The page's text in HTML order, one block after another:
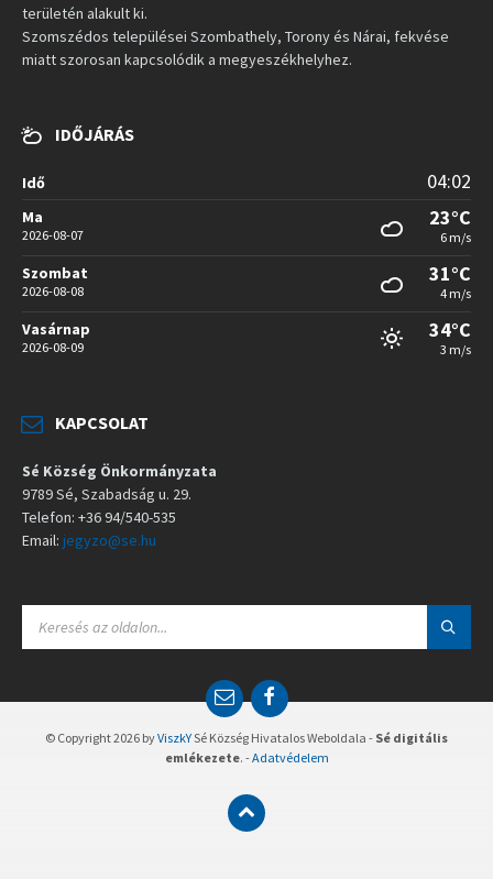
területén alakult ki.
Szomszédos települései Szombathely, Torony és Nárai, fekvése
miatt szorosan kapcsolódik a megyeszékhelyhez.
IDŐJÁRÁS
Idő 04:02
Ma
2026-08-07
23°C
6 m/s
Szombat
2026-08-08
31°C
4 m/s
Vasárnap
2026-08-09
34°C
3 m/s
KAPCSOLAT
Sé Község Önkormányzata
9789 Sé, Szabadság u. 29.
Telefon: +36 94/540-535
Email: jegyzo@se.hu
A
E
m
a
i
l
F
a
c
e
b
© Copyright 2026 byViszkYSé Község Hivatalos Weboldala - Sé digitális
emlékezete. -Adatvédelem